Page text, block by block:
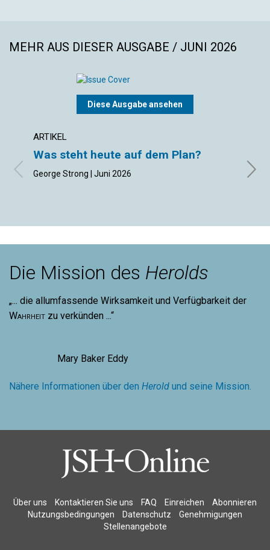
MEHR AUS DIESER AUSGABE / JUNI 2026
Diese Ausgabe ansehen
ARTIKEL
Was steht heute auf dem Plan?
George Strong | Juni 2026
Die Mission des Herolds
„... die allumfassende Wirksamkeit und Verfügbarkeit der
Wahrheit zu verkünden ...“
Mary Baker Eddy
Nähere Informationen über den Herold und seine Mission.
Über uns Kontaktieren Sie uns FAQ Einreichen
Abonnieren
Nutzungsbedingungen
Datenschutz
Genehmigungen
Stellenangebote